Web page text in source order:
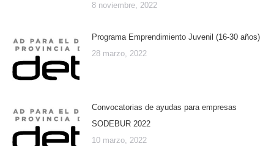
8 noviembre, 2022
Programa Emprendimiento Juvenil (16-30 años)
28 marzo, 2022
Convocatorias de ayudas para empresas
SODEBUR 2022
10 marzo, 2022